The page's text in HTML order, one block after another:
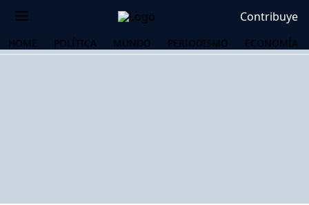
Contribuye
HOME POLÍTICA MUNDO PERIODISMO ECONOMÍA